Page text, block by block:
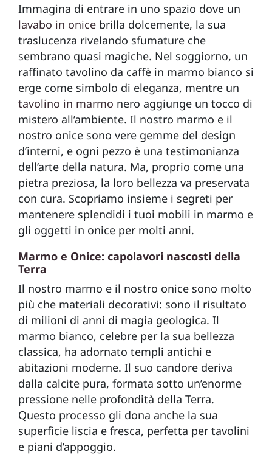
Immagina di entrare in uno spazio dove un
lavabo in onice brilla dolcemente, la sua
traslucenza rivelando sfumature che
sembrano quasi magiche. Nel soggiorno, un
raffinato tavolino da caffè in marmo bianco si
erge come simbolo di eleganza, mentre un
tavolino in marmo nero aggiunge un tocco di
mistero all’ambiente. Il nostro marmo e il
nostro onice sono vere gemme del design
d’interni, e ogni pezzo è una testimonianza
dell’arte della natura. Ma, proprio come una
pietra preziosa, la loro bellezza va preservata
con cura. Scopriamo insieme i segreti per
mantenere splendidi i tuoi mobili in marmo e
gli oggetti in onice per molti anni.
Marmo e Onice: capolavori nascosti della
Terra
Il nostro marmo e il nostro onice sono molto
più che materiali decorativi: sono il risultato
di milioni di anni di magia geologica. Il
marmo bianco, celebre per la sua bellezza
classica, ha adornato templi antichi e
abitazioni moderne. Il suo candore deriva
dalla calcite pura, formata sotto un’enorme
pressione nelle profondità della Terra.
Questo processo gli dona anche la sua
superficie liscia e fresca, perfetta per tavolini
e piani d’appoggio.